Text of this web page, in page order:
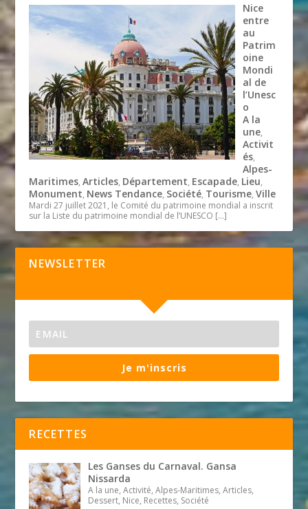
Nice
entre
au
Patrim
oine
Mondi
al de
l’Unesc
o
A la
une,
Activit
és,
Alpes-
Maritimes,Articles, Département, Escapade, Lieu,
Monument, News Tendance, Société, Tourisme,Ville
Mardi 27 juillet 2021, le Comité du patrimoine mondial a inscrit
sur la Liste du patrimoine mondial de l’UNESCO […]
NEWSLETTER
Je m'inscris
RECETTES
Les Ganses du Carnaval. Gansa
Nissarda
A la une, Activité, Alpes-Maritimes, Articles,
Dessert, Nice, Recettes, Société